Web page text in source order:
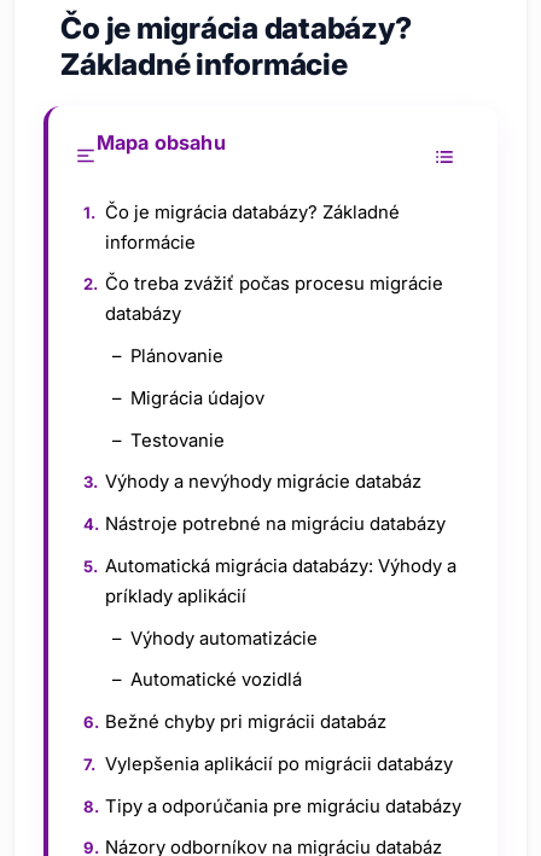
Čo je migrácia databázy?
Základné informácie
Mapa obsahu
Čo je migrácia databázy? Základné
informácie
Čo treba zvážiť počas procesu migrácie
databázy
Plánovanie
Migrácia údajov
Testovanie
Výhody a nevýhody migrácie databáz
Nástroje potrebné na migráciu databázy
Automatická migrácia databázy: Výhody a
príklady aplikácií
Výhody automatizácie
Automatické vozidlá
Bežné chyby pri migrácii databáz
Vylepšenia aplikácií po migrácii databázy
Tipy a odporúčania pre migráciu databázy
Názory odborníkov na migráciu databáz